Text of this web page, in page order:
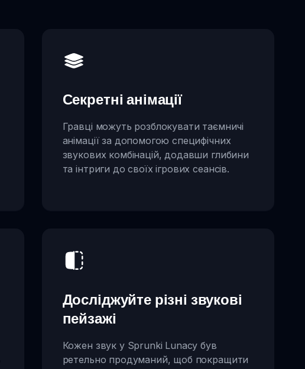
Секретні анімації
Гравці можуть розблокувати таємничі
анімації за допомогою специфічних
звукових комбінацій, додавши глибини
та інтриги до своїх ігрових сеансів.
Досліджуйте різні звукові
пейзажі
Кожен звук у Sprunki Lunacy був
ретельно продуманий, щоб покращити